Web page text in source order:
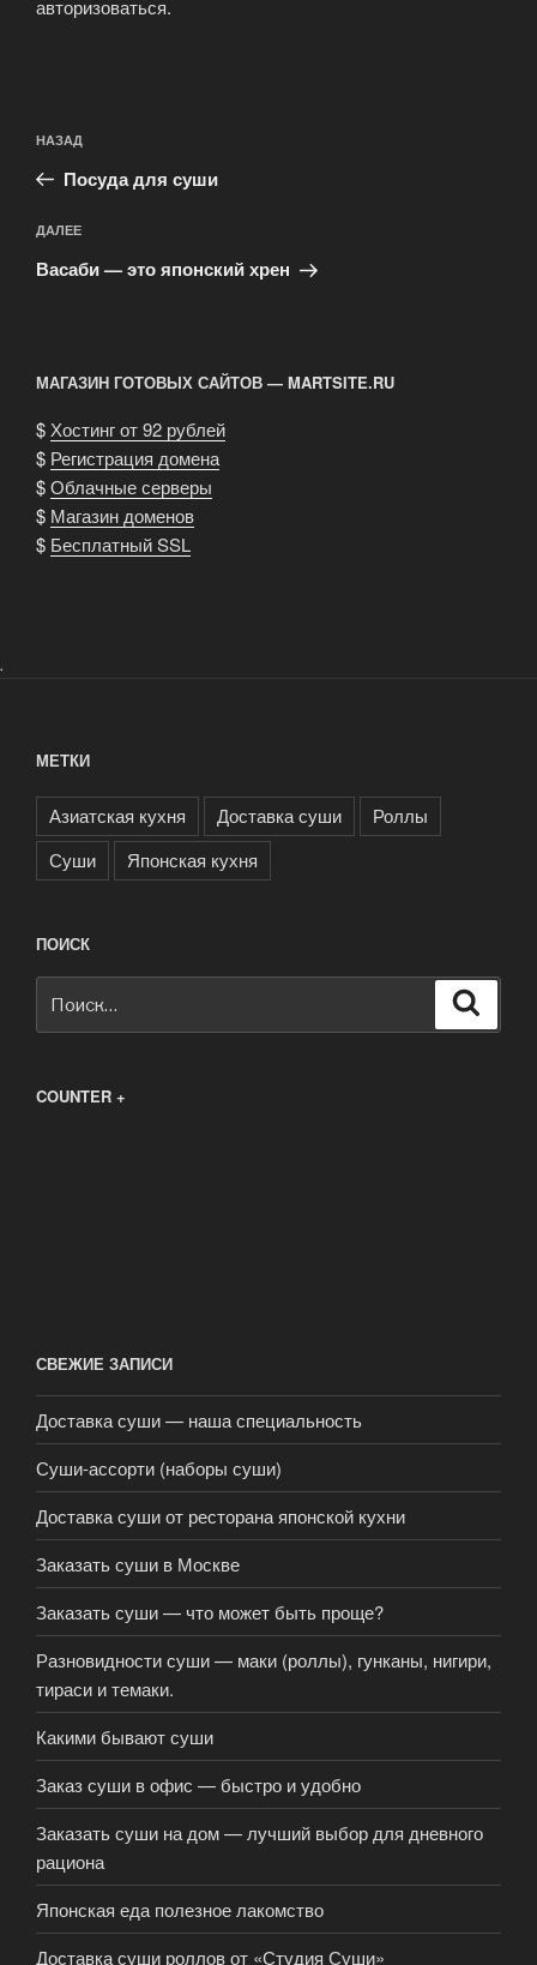
авторизоваться.
по
записям
Предыдущая
запись:
НАЗАД
Посуда для суши
Следующая
запись
ДАЛЕЕ
Васаби — это японский хрен
МАГАЗИН ГОТОВЫХ САЙТОВ — MARTSITE.RU
$ Хостинг от 92 рублей
$ Регистрация домена
$Облачные серверы
$ Магазин доменов
$ Бесплатный SSL
.
МЕТКИ
Азиатская кухня Доставка суши
Роллы
Суши
Японская кухня
ПОИСК
COUNTER +
СВЕЖИЕ ЗАПИСИ
Доставка суши — наша специальность
Суши-ассорти (наборы суши)
Доставка суши от ресторана японской кухни
Заказать суши в Москве
Заказать суши — что может быть проще?
Разновидности суши — маки (роллы), гунканы, нигири,
тираси и темаки.
Какими бывают суши
Заказ суши в офис — быстро и удобно
Заказать суши на дом — лучший выбор для дневного
рациона
Японская еда полезное лакомство
Доставка суши роллов от «Студия Суши»